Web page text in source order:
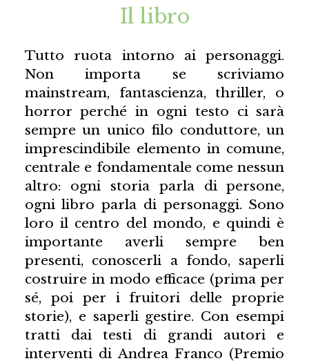
Il libro
Tutto ruota intorno ai personaggi.
Non importa se scriviamo
mainstream, fantascienza, thriller, o
horror perché in ogni testo ci sarà
sempre un unico filo conduttore, un
imprescindibile elemento in comune,
centrale e fondamentale come nessun
altro: ogni storia parla di persone,
ogni libro parla di personaggi. Sono
loro il centro del mondo, e quindi è
importante averli sempre ben
presenti, conoscerli a fondo, saperli
costruire in modo efficace (prima per
sé, poi per i fruitori delle proprie
storie), e saperli gestire. Con esempi
tratti dai testi di grandi autori e
interventi di Andrea Franco (Premio